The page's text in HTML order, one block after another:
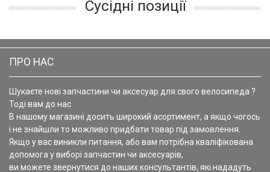
Сусідні позиції
ПРО НАС
Шукаєте нові запчастини чи аксесуар для свого велосипеда ?
Тоді вам до нас
В нашому магазині досить широкий асортимент, а якщо чогось
і не знайшли то можливо придбати товар під замовлення.
Якщо у вас виникли питання, або вам потрібна кваліфікована
допомога у виборі запчастин чи аксесуарів,
ви можете звернутися до наших консультантів, які нададуть